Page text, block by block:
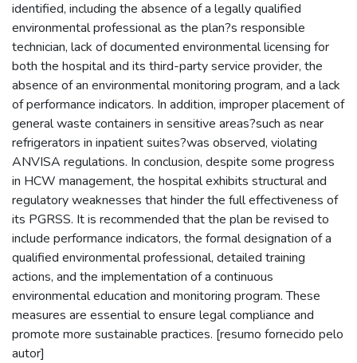
identified, including the absence of a legally qualified
environmental professional as the plan?s responsible
technician, lack of documented environmental licensing for
both the hospital and its third-party service provider, the
absence of an environmental monitoring program, and a lack
of performance indicators. In addition, improper placement of
general waste containers in sensitive areas?such as near
refrigerators in inpatient suites?was observed, violating
ANVISA regulations. In conclusion, despite some progress
in HCW management, the hospital exhibits structural and
regulatory weaknesses that hinder the full effectiveness of
its PGRSS. It is recommended that the plan be revised to
include performance indicators, the formal designation of a
qualified environmental professional, detailed training
actions, and the implementation of a continuous
environmental education and monitoring program. These
measures are essential to ensure legal compliance and
promote more sustainable practices. [resumo fornecido pelo
autor]